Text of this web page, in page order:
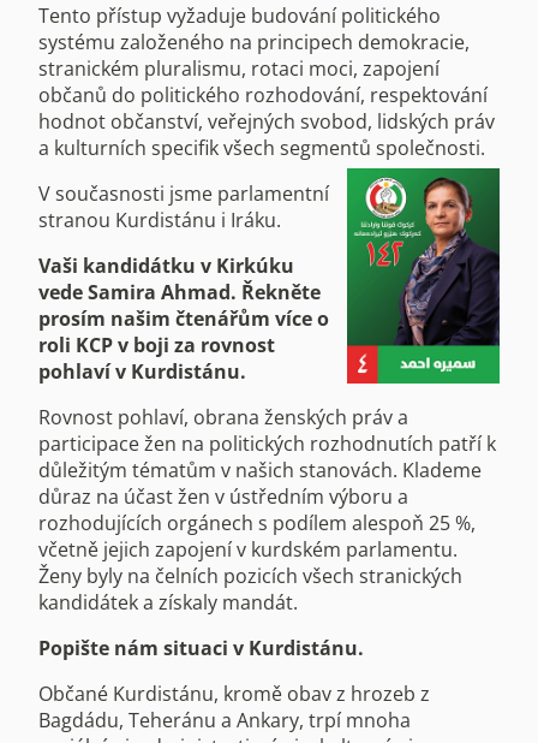
Tento přístup vyžaduje budování politického
systému založeného na principech demokracie,
stranickém pluralismu, rotaci moci, zapojení
občanů do politického rozhodování, respektování
hodnot občanství, veřejných svobod, lidských práv
a kulturních specifik všech segmentů společnosti.
V současnosti jsme parlamentní
stranou Kurdistánu i Iráku.
Vaši kandidátku v Kirkúku
vede Samira Ahmad. Řekněte
prosím našim čtenářům více o
roli KCP v boji za rovnost
pohlaví v Kurdistánu.
Rovnost pohlaví, obrana ženských práv a
participace žen na politických rozhodnutích patří k
důležitým tématům v našich stanovách. Klademe
důraz na účast žen v ústředním výboru a
rozhodujících orgánech s podílem alespoň 25 %,
včetně jejich zapojení v kurdském parlamentu.
Ženy byly na čelních pozicích všech stranických
kandidátek a získaly mandát.
Popište nám situaci v Kurdistánu.
Občané Kurdistánu, kromě obav z hrozeb z
Bagdádu, Teheránu a Ankary, trpí mnoha